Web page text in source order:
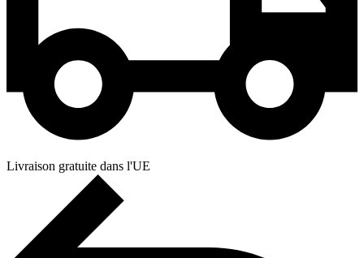
Livraison gratuite dans l'UE